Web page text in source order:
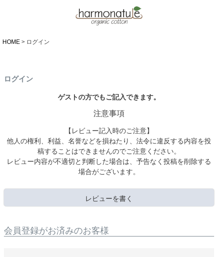
HOME ログイン
ログイン
ゲストの方でもご記入できます。
注意事項
【レビュー記入時のご注意】
他人の権利、利益、名誉などを損ねたり、法令に違反する内容を投
稿することはできませんのでご注意ください。
レビュー内容が不適切と判断した場合は、予告なく投稿を削除する
場合がございます。
レビューを書く
会員登録がお済みのお客様